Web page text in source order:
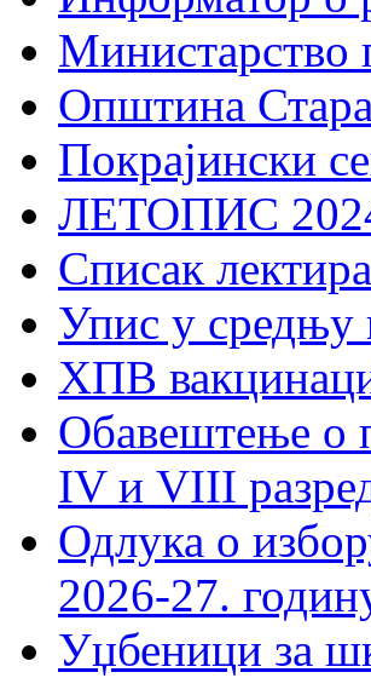
Министарство
Општина
Покрајински
ЛЕТОПИС
Списак
Упис у средњу
ХПВ
Обавештење о
IV и VIII
Одлука о
2026-27.
Уџбеници за